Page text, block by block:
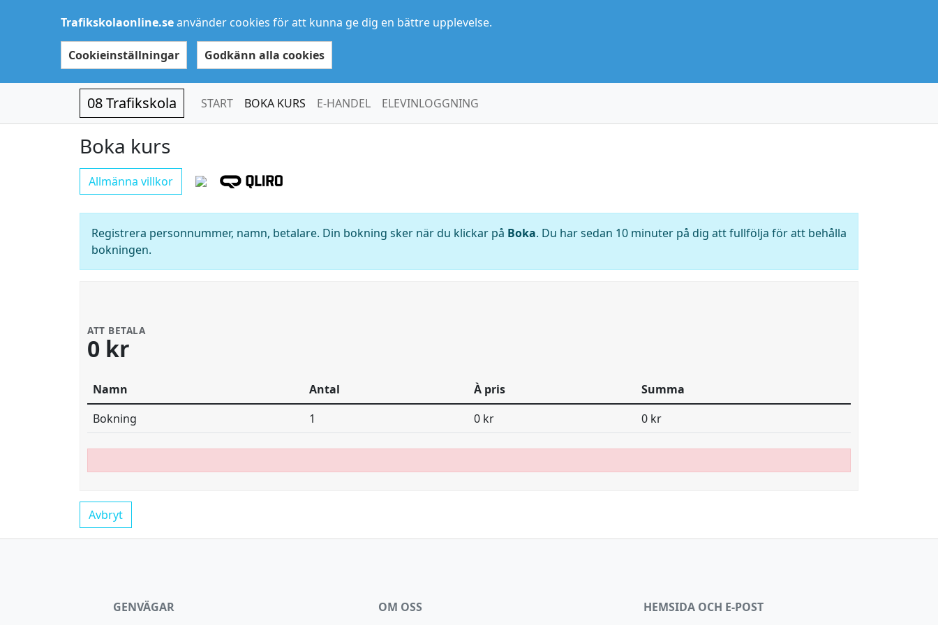
Trafikskolaonline.seanvänder cookies för att kunna ge dig en bättre upplevelse.
Cookieinställningar Godkänn alla cookies
08 Trafikskola START BOKA KURS E-HANDEL ELEVINLOGGNING
Boka kurs
Allmänna villkor
Registrera personnummer, namn, betalare. Din bokning sker när du klickar på Boka. Du har sedan 10 minuter på dig att fullfölja för att behålla
bokningen.
ATT BETALA
0 kr
Namn Antal À pris
Summa
Bokning
1 0 kr 0 kr
Avbryt
GENVÄGAR OM OSS HEMSIDA OCH E-POST